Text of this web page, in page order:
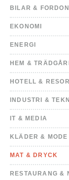
BILAR & FORDON
EKONOMI
ENERGI
HEM &
HOTELL & RESOR
INDUSTRI &
IT & MEDIA
KLÄDER & MODE
MAT & DRYCK
RESTAURANG &